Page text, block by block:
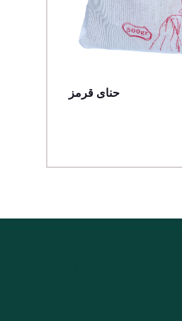
حنای قرمز